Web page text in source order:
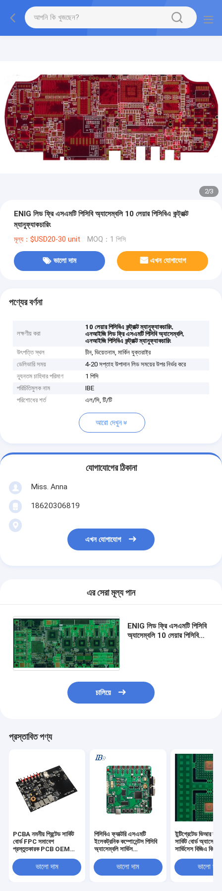
2/3
ENIG লিড ফ্রি এসএমটি পিসিবি অ্যাসেম্বলি 10 লেয়ার পিসিবিএ কন্ট্রাক্ট
ম্যানুফ্যাকচারিং
মূল্য：$USD20-30 unit MOQ：1 পিসি
ভালো দাম এখন যোগাযোগ
পণ্যের বর্ণনা
লক্ষণীয় করা
10 লেয়ার পিসিবিএ কন্ট্রাক্ট ম্যানুফ্যাকচারিং,
এনআইজি লিড ফ্রি এসএমটি পিসিবি অ্যাসেম্বলি,
এনআইজি পিসিবিএ কন্ট্রাক্ট ম্যানুফ্যাকচারিং
উৎপত্তি স্থল
চীন, ভিয়েতনাম, মার্কিন যুক্তরাষ্ট্র
ডেলিভারি সময়
4-20 সপ্তাহ উপাদান লিড সময়ের উপর নির্ভর করে
ন্যূনতম চাহিদার পরিমাণ
1 পিসি
পরিচিতিমুলক নাম
IBE
পরিশোধের শর্ত
এল/সি, টি/টি
আরো দেখুন
যোগাযোগের ঠিকানা
Miss. Anna
18620306819
এখন যোগাযোগ
এর সেরা মূল্য পান
ENIG লিড ফ্রি এসএমটি পিসিবি
অ্যাসেম্বলি 10 লেয়ার পিসিবিএ
চালিয়ে
প্রস্তাবিত পণ্য
PCBA নমনীয় প্রিন্টেড সার্কিট
বোর্ড FPC সমাবেশ
প্রস্তুতকারক PCB OEM
ভালো দাম
পিসিবিএ ফ্যাক্টরি এসএমটি
ইলেকট্রনিক কম্পোনেন্টস পিসিবি
অ্যাসেম্বলি সার্ভিস
ভালো দাম
ইন্টিগ্রেটেড ভিআর
সার্কিট বোর্ড
সার্ভিসেস বিজিএ
ভালো দাম